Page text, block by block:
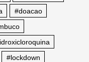
#doacao
#lockdown